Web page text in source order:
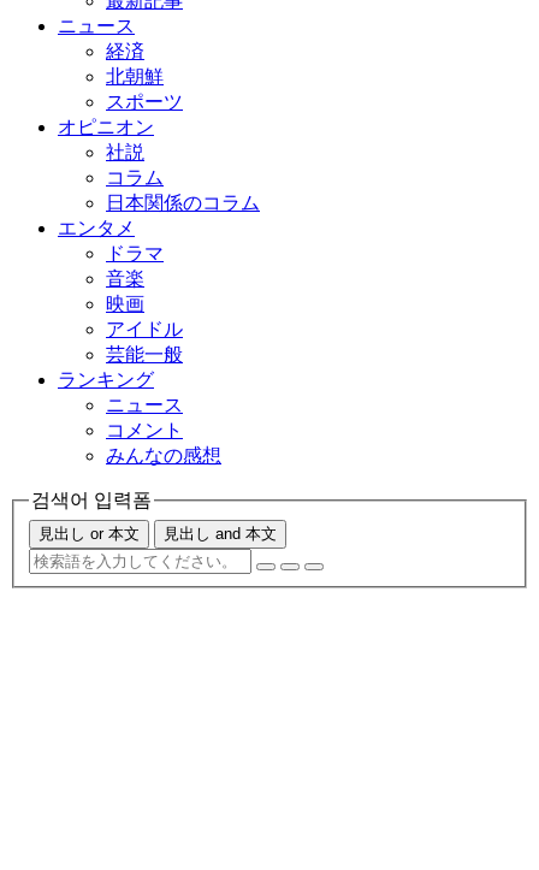
ニュース
経済
北朝鮮
スポーツ
オピニオン
社説
コラム
日本関係のコラム
エンタメ
ドラマ
音楽
映画
アイドル
芸能一般
ランキング
ニュース
コメント
みんなの感想
검색어 입력폼
見出し or 本文 見出し and 本文